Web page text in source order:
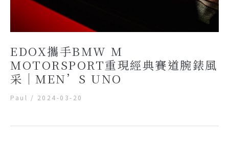
EDOX攜手BMW M
MOTORSPORT重現經典賽道腕錶風
采｜MEN’S UNO
Paul / 2024-03-20